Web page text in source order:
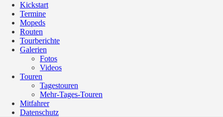
Kickstart
Termine
Mopeds
Routen
Tourberichte
Galerien
Fotos
Videos
Touren
Tagestouren
Mehr-Tages-Touren
Mitfahrer
Datenschutz